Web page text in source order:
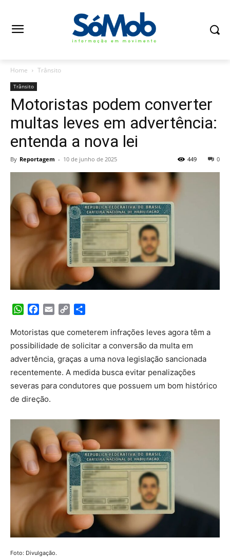
Home Trânsito
Trânsito
Motoristas podem converter
multas leves em advertência:
entenda a nova lei
By Reportagem - 10 de junho de 2025 0
449
WhatsApp
Facebook
Email Copy
Motoristas que cometerem infrações leves agora têm a
possibilidade de solicitar a conversão da multa em
advertência, graças a uma nova legislação sancionada
recentemente. A medida busca evitar penalizações
severas para condutores que possuem um bom histórico
de direção.
Foto: Divulgação.